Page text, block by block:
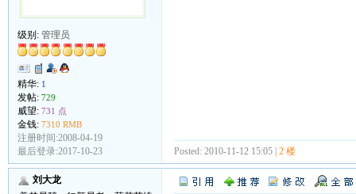
级别: 管理员
精华: 1
发帖: 729
威望: 731 点
金钱: 7310 RMB
注册时间:2008-04-19
最后登录:2017-10-23
Posted: 2010-11-12 15:05 | 2 楼
刘大龙